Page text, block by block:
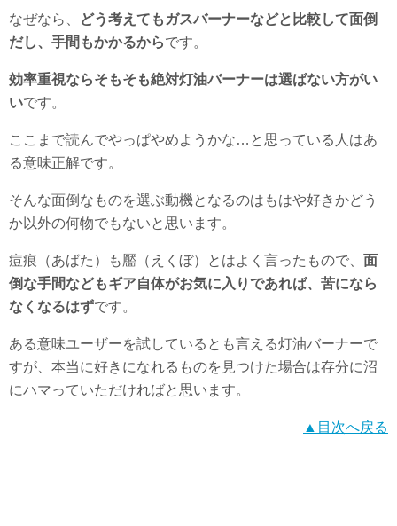
なぜなら、
どう考えてもガスバーナーなどと比較して面倒
だし、手間もかかるからです。
効率重視ならそもそも絶対灯油バーナーは選ばない方がい
いです。
ここまで読んでやっぱやめようかな…と思っている人はあ
る意味正解です。
そんな面倒なものを選ぶ動機となるのはもはや好きかどう
か以外の何物でもないと思います。
痘痕（あばた）も靨（えくぼ）とはよく言ったもので、 面
倒な手間などもギア自体がお気に入りであれば、苦になら
なくなるはずです。
ある意味ユーザーを試しているとも言える灯油バーナーで
すが、本当に好きになれるものを見つけた場合は存分に沼
にハマっていただければと思います。
▲目次へ戻る